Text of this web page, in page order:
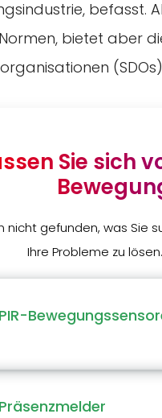
befasst.
bietet aber
Sie sich
nicht gefunden, was Sie
Ihre Probleme zu
PIR-
Präsenzmelder